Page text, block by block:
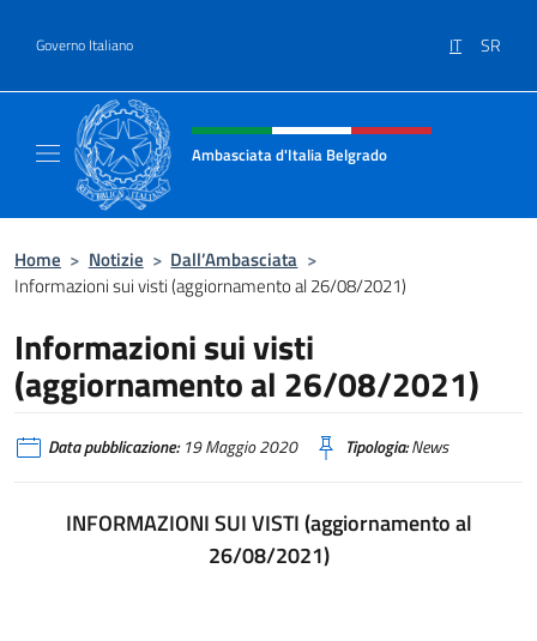
Governo Italiano IT SR
Intestazione sito, social e menù
Ambasciata d'Italia Belgrado
Home > Notizie > Dall’Ambasciata >
Informazioni sui visti (aggiornamento al 26/08/2021)
Informazioni sui visti
(aggiornamento al 26/08/2021)
Data pubblicazione:19 Maggio 2020 Tipologia:News
INFORMAZIONI SUI VISTI (aggiornamento al
26/08/2021)